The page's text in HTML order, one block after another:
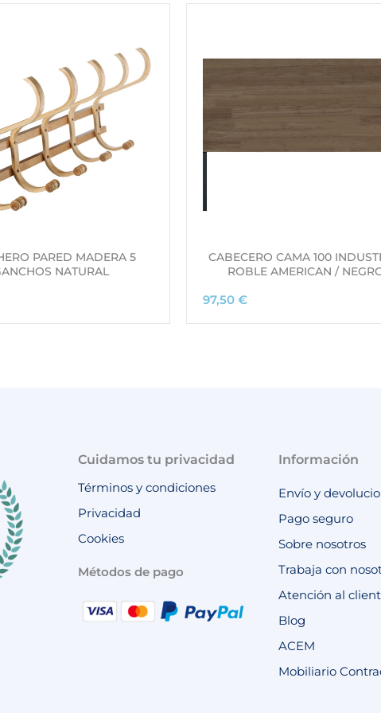
PARED MADERA 5
NATURAL
CABECERO CAMA 100
ROBLE AMERICAN /
97,50 €
Cuidamos tu privacidad
Términos y condiciones
Privacidad
Cookies
Métodos de pago
Información
Envío y
Pago seguro
Sobre nosotros
Trabaja con
Atención al
Blog
ACEM
Mobiliario